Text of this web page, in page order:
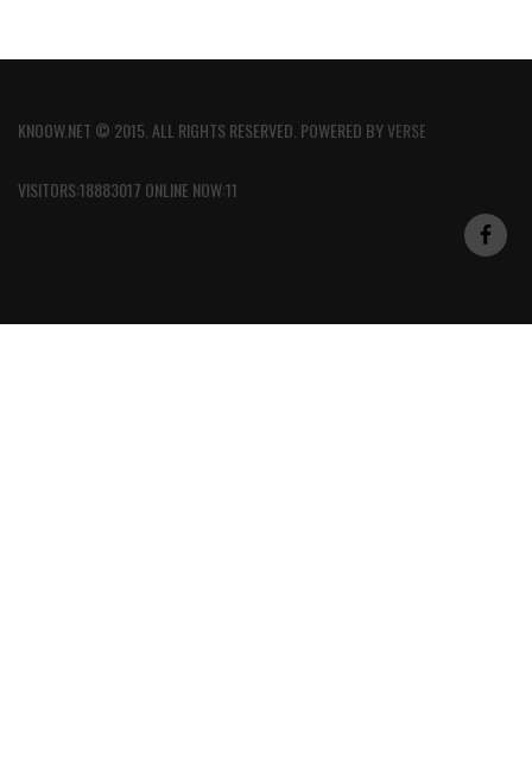
KNOOW.NET © 2015. ALL RIGHTS RESERVED. POWERED BYVERSE
VISITORS:18883017 ONLINE NOW:11